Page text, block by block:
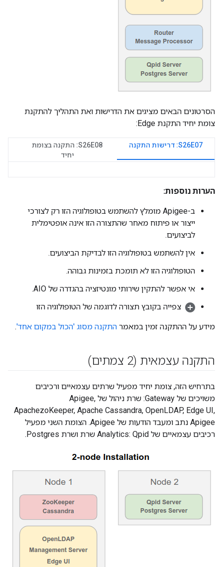
הסרטונים הבאים מציגים את הדרישות ואת התהליך להתקנת
צומת יחיד התקנת Edge:
S26E07: דרישות התקנה
S26E08: התקנה בצומת
יחיד
הערות נוספות:
ב-Apigee מומלץ להשתמש בטופולוגיה הזו רק לצורכי
ייצור או פיתוח מאחר שהתצורה הזו אינה אופטימלית
לביצועים.
אין להשתמש בטופולוגיה הזו לבדיקת הביצועים.
הטופולוגיה הזו לא תומכת בזמינות גבוהה.
אי אפשר להתקין שירותי מונטיזציה בהגדרה של AIO.
צפייה בקובץ תצורה לדוגמה של הטופולוגיה הזו
מידע על ההתקנה זמין במאמר התקנה מסוג 'הכול במקום אחד'.
התקנה עצמאית (2 צמתים)
בתרחיש הזה, צומת יחיד מפעיל שרתים עצמאיים ורכיבים
משויכים של Gateway: שרת ניהול של Apigee,
ApachezoKeeper, Apache Cassandra, OpenLDAP, Edge UI,
Apigee נתב ומעבד הודעות של Apigee. הצומת השני מפעיל
רכיבים עצמאיים של Analytics: Qpid שרת ושרת Postgres.